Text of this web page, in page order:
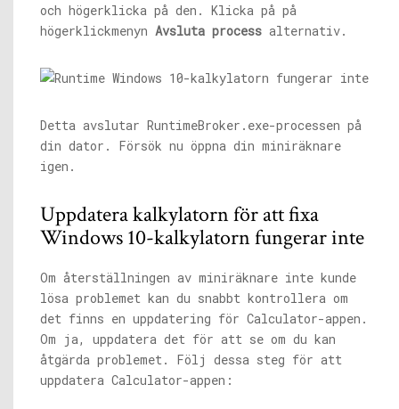
och högerklicka på den. Klicka på på
högerklickmenyn Avsluta process alternativ.
Detta avslutar RuntimeBroker.exe-processen på
din dator. Försök nu öppna din miniräknare
igen.
Uppdatera kalkylatorn för att fixa
Windows 10-kalkylatorn fungerar inte
Om återställningen av miniräknare inte kunde
lösa problemet kan du snabbt kontrollera om
det finns en uppdatering för Calculator-appen.
Om ja, uppdatera det för att se om du kan
åtgärda problemet. Följ dessa steg för att
uppdatera Calculator-appen: